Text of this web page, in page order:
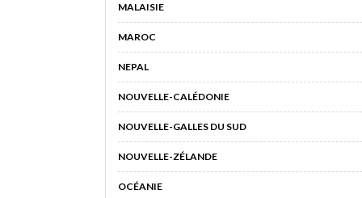
MALAISIE
MAROC
NEPAL
NOUVELLE-CALÉDONIE
NOUVELLE-GALLES DU SUD
NOUVELLE-ZÉLANDE
OCÉANIE